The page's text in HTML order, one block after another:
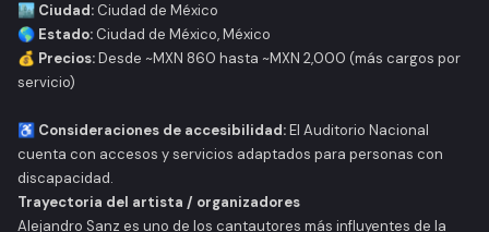
🏙️ Ciudad: Ciudad de México
🌎 Estado: Ciudad de México, México
💰 Precios:Desde ~MXN 860 hasta ~MXN 2,000 (más cargos por
servicio)
♿ Consideraciones de accesibilidad:El Auditorio Nacional
cuenta con accesos y servicios adaptados para personas con
discapacidad.
Trayectoria del artista / organizadores
Alejandro Sanz es uno de los cantautores más influyentes de la